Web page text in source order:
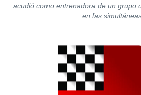
acudió como entrenadora de un grupo
en las